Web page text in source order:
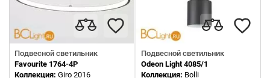
Подвесной светильник
Favourite 1764-4P
Коллекция: Giro 2016
Подвесной светильник
Odeon Light 4085/1
Коллекция: Bolli